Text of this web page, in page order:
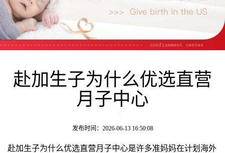
子
优
势
服
务
流
月
子
成
赴加生子为什么优选直营
月子中心
发布时间：2026-06-13 16:50:08
赴加生子为什么优选直营月子中心是许多准妈妈在计划海外